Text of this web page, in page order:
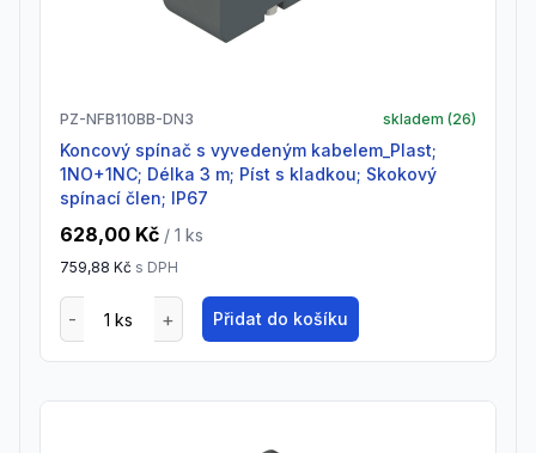
PZ-NFB110BB-DN3 skladem (26)
Koncový spínač s vyvedeným kabelem_Plast;
1NO+1NC; Délka 3 m; Píst s kladkou; Skokový
spínací člen; IP67
628,00 Kč / 1 ks
759,88 Kč s DPH
Přidat do košíku